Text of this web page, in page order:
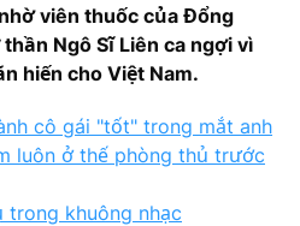
viên thuốc của Đổng
Ngô Sĩ Liên ca ngợi vì
hiến cho Việt Nam.
cô gái "tốt" trong mắt anh
luôn ở thế phòng thủ trước
trong khuông nhạc